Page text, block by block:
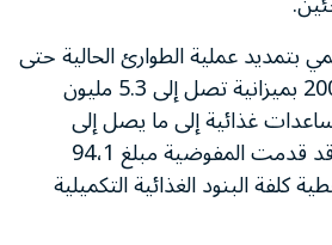
بتمديد عملية الطوارئ الحالية حتى
نهاية شهر آذار للعام 2008 بميزانية تصل إلى 5.3 مليون
غذائية إلى ما يصل إلى
70000 لاجئ عراقي. وقد قدمت المفوضية مبلغ 94،1
كلفة البنود الغذائية التكميلية